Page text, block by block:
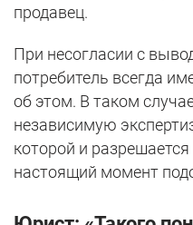
продавец.
При несогласии с
потребитель всегда
об этом. В таком
независимую
которой и
настоящий момент